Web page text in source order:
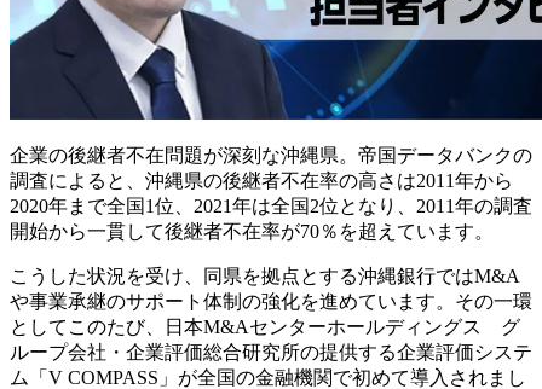
企業の後継者不在問題が深刻な沖縄県。帝国データバンクの
調査によると、沖縄県の後継者不在率の高さは2011年から
2020年まで全国1位、2021年は全国2位となり、2011年の調査
開始から一貫して後継者不在率が70％を超えています。
こうした状況を受け、同県を拠点とする沖縄銀行ではM&A
や事業承継のサポート体制の強化を進めています。その一環
としてこのたび、日本M&Aセンターホールディングス グ
ループ会社・企業評価総合研究所の提供する企業評価システ
ム「V COMPASS」が全国の金融機関で初めて導入されまし